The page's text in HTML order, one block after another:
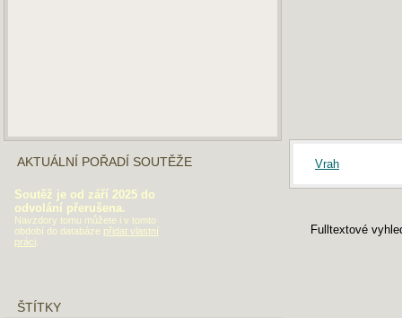
Vrah
Fulltextové
AKTUÁLNÍ POŘADÍ SOUTĚŽE
Soutěž je od září 2025 do
odvolání přerušena.
Navzdory tomu můžete i v tomto
období do databáze přidat vlastní
práci
ŠTÍTKY